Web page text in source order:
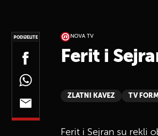
PODIJELITE NOVA TV
Ferit i
ZLATNI KAVEZ TV
Ferit i Sejran su rekli